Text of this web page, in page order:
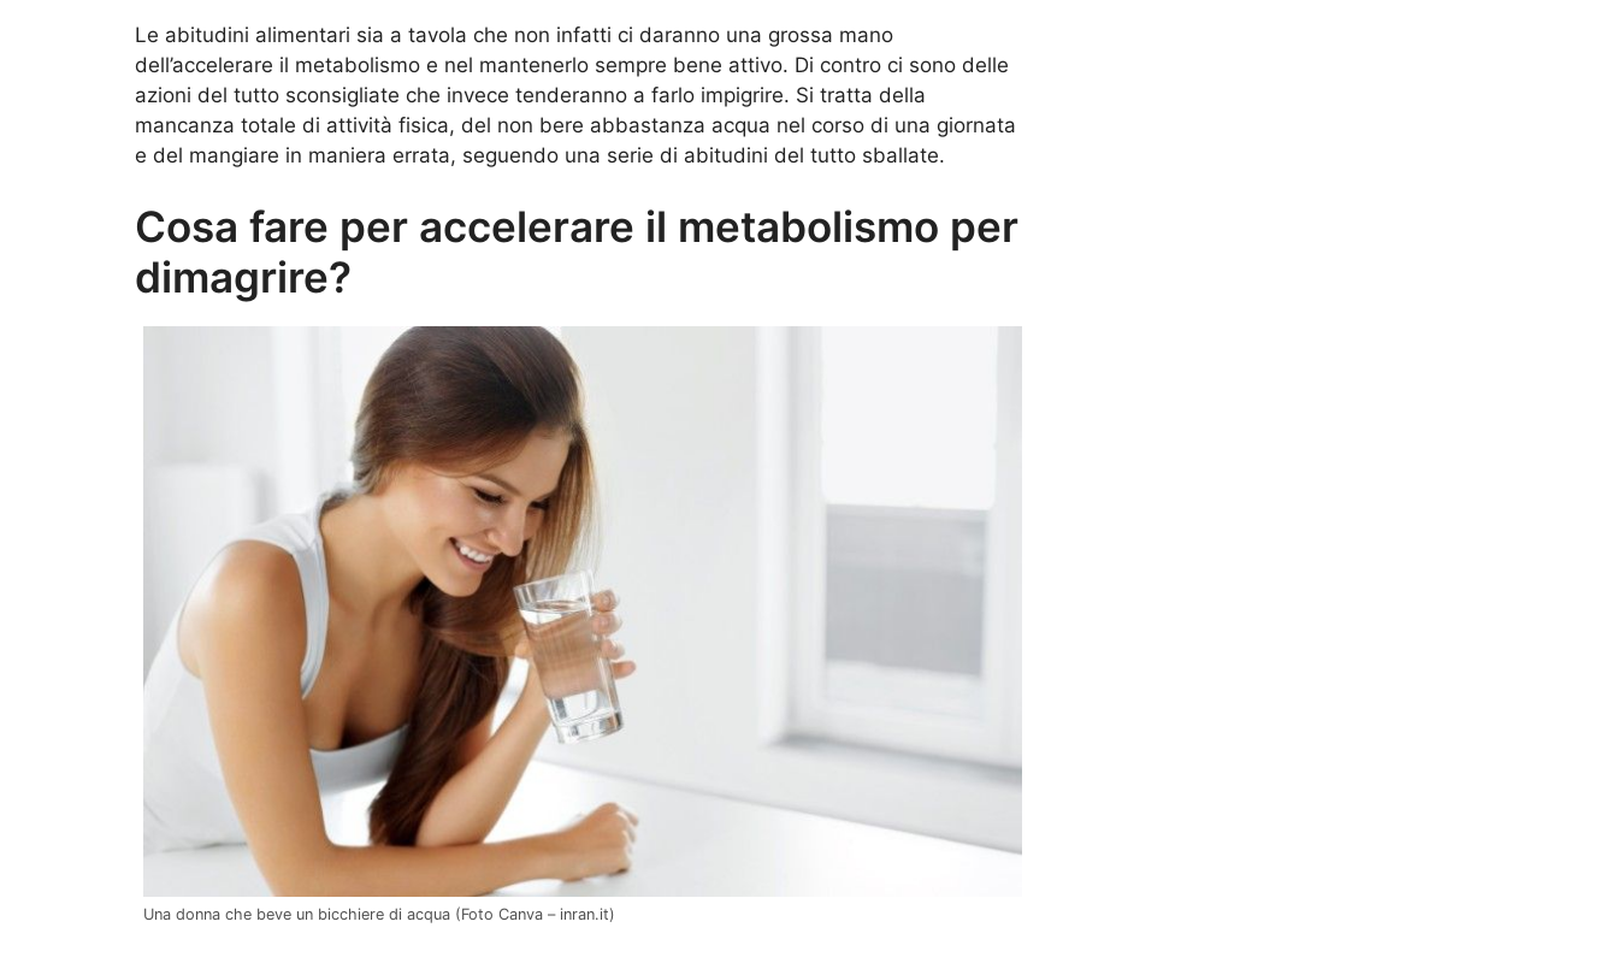
Le abitudini alimentari sia a tavola che non infatti ci daranno una grossa mano
dell’accelerare il metabolismo e nel mantenerlo sempre bene attivo. Di contro ci sono delle
azioni del tutto sconsigliate che invece tenderanno a farlo impigrire. Si tratta della
mancanza totale di attività fisica, del non bere abbastanza acqua nel corso di una giornata
e del mangiare in maniera errata, seguendo una serie di abitudini del tutto sballate.
Cosa fare per accelerare il metabolismo per
dimagrire?
Una donna che beve un bicchiere di acqua (Foto Canva – inran.it)